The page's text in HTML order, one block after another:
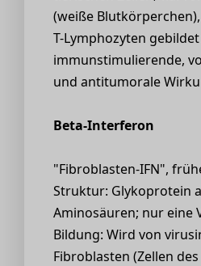
(weiße
T-Lymphozyten
immunstimulierende,
und antitumorale
Beta-Interferon
"Fibroblasten-IFN",
Struktur: Glykoprotein
Aminosäuren; nur eine
Bildung: Wird von
Fibroblasten (Zellen